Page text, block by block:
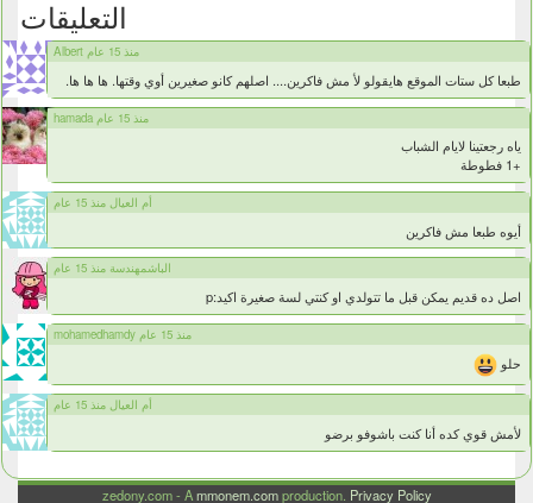
التعليقات
Albert منذ 15 عام
طبعا كل ستات الموقع هايقولو لأ مش فاكرين.... اصلهم كانو صغيرين أوي وقتها. ها ها ها.
hamada منذ 15 عام
ياه رجعتينا لايام الشباب
+1 فطوطة
أم العيال منذ 15 عام
أيوه طبعا مش فاكرين
الباشمهندسة منذ 15 عام
اصل ده قديم يمكن قبل ما تتولدي او كنتي لسة صغيرة اكيد:p
mohamedhamdy منذ 15 عام
حلو
أم العيال منذ 15 عام
لأمش قوي كده أنا كنت باشوفو برضو
zedony.com - Ammonem.comproduction. Privacy Policy